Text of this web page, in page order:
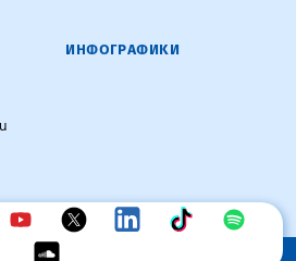
ИНФОГРАФИКИ